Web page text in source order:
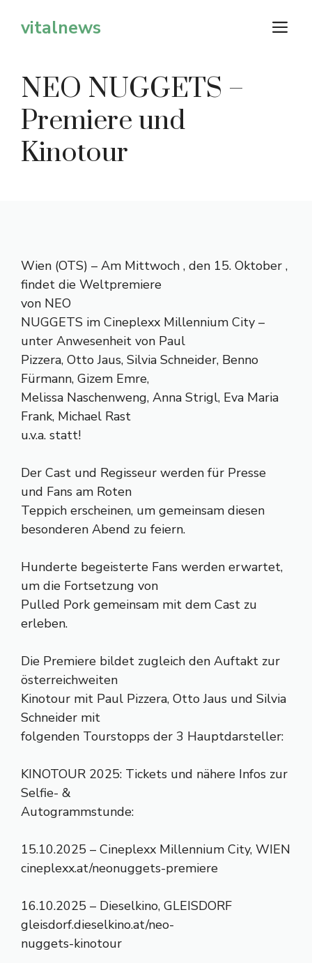
Inhaltvitalnews
NEO NUGGETS –
Premiere und
Kinotour
Wien (OTS) – Am Mittwoch , den 15. Oktober ,
findet die Weltpremiere
von NEO
NUGGETS im Cineplexx Millennium City –
unter Anwesenheit von Paul
Pizzera, Otto Jaus, Silvia Schneider, Benno
Fürmann, Gizem Emre,
Melissa Naschenweng, Anna Strigl, Eva Maria
Frank, Michael Rast
u.v.a. statt!
Der Cast und Regisseur werden für Presse
und Fans am Roten
Teppich erscheinen, um gemeinsam diesen
besonderen Abend zu feiern.
Hunderte begeisterte Fans werden erwartet,
um die Fortsetzung von
Pulled Pork gemeinsam mit dem Cast zu
erleben.
Die Premiere bildet zugleich den Auftakt zur
österreichweiten
Kinotour mit Paul Pizzera, Otto Jaus und Silvia
Schneider mit
folgenden Tourstopps der 3 Hauptdarsteller:
KINOTOUR 2025: Tickets und nähere Infos zur
Selfie- &
Autogrammstunde:
15.10.2025 – Cineplexx Millennium City, WIEN
cineplexx.at/neonuggets-premiere
16.10.2025 – Dieselkino, GLEISDORF
gleisdorf.dieselkino.at/neo-
nuggets-kinotour